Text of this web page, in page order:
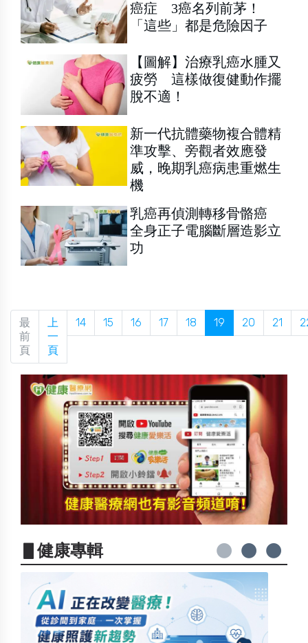
癌症 3癌名列前茅！
「這些」都是危險因子
【圖解】治療乳癌水腫又
疲勞 這樣做復健動作擺
脫不適！
新一代抗體藥物複合體精
準攻擊、旁觀者效應發
威，晚期乳癌病患重燃生
機
乳癌再偵測轉移骨骼癌
全身正子電腦斷層造影立
功
最
前
頁
上
一
頁
14 15 16 17 18 19 20 21
▋健康專輯